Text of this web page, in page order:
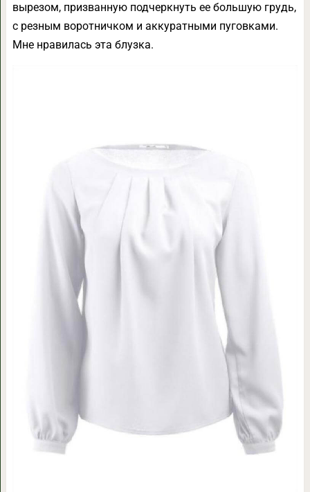
вырезом, призванную подчеркнуть ее большую грудь,
с резным воротничком и аккуратными пуговками.
Мне нравилась эта блузка.